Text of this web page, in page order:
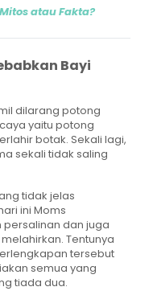
atau Fakta?
Bayi
dilarang potong
yaitu potong
botak. Sekali lagi,
sekali tidak saling
tidak jelas
ini Moms
dan juga
Tentunya
tersebut
semua yang
tiada dua.